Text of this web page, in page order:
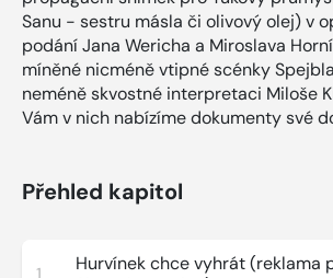
Sanu - sestru másla či olivový olej) v
podání Jana Wericha a Miroslava
míněné nicméně vtipné scénky
neméně skvostné interpretaci Miloše
Vám v nich nabízíme dokumenty své
Přehled kapitol
Hurvínek chce vyhrát (reklama